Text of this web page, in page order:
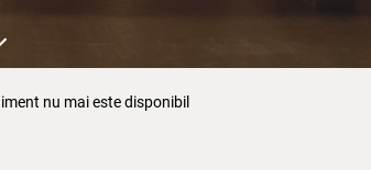
nu mai este disponibil